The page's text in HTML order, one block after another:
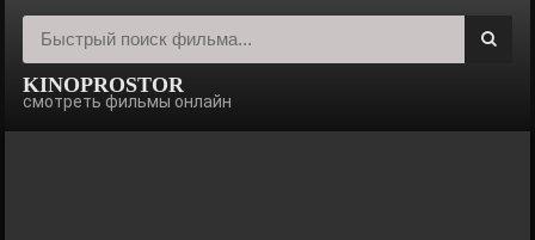
KINOPROSTOR
смотреть фильмы онлайн